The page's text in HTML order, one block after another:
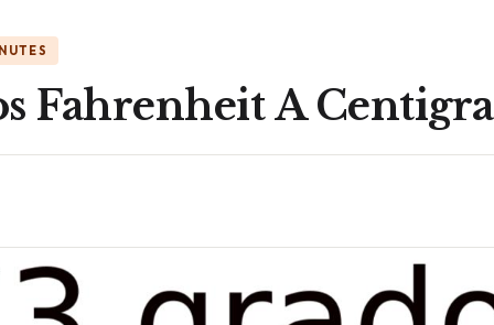
Fahrenheit A